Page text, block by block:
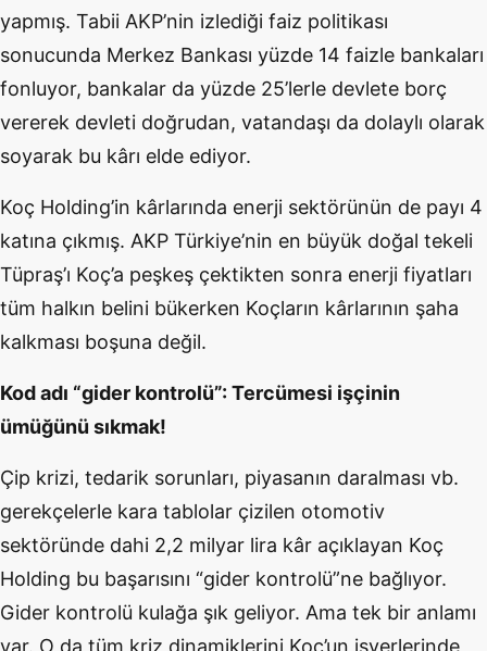
yapmış. Tabii AKP’nin izlediği faiz politikası
sonucunda Merkez Bankası yüzde 14 faizle bankaları
fonluyor, bankalar da yüzde 25’lerle devlete borç
vererek devleti doğrudan, vatandaşı da dolaylı olarak
soyarak bu kârı elde ediyor.
Koç Holding’in kârlarında enerji sektörünün de payı 4
katına çıkmış. AKP Türkiye’nin en büyük doğal tekeli
Tüpraş’ı Koç’a peşkeş çektikten sonra enerji fiyatları
tüm halkın belini bükerken Koçların kârlarının şaha
kalkması boşuna değil.
Kod adı “gider kontrolü”: Tercümesi işçinin
ümüğünü sıkmak!
Çip krizi, tedarik sorunları, piyasanın daralması vb.
gerekçelerle kara tablolar çizilen otomotiv
sektöründe dahi 2,2 milyar lira kâr açıklayan Koç
Holding bu başarısını “gider kontrolü”ne bağlıyor.
Gider kontrolü kulağa şık geliyor. Ama tek bir anlamı
var. O da tüm kriz dinamiklerini Koç’un işyerlerinde